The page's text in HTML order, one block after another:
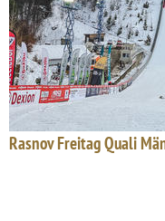
Rasnov Freitag Quali